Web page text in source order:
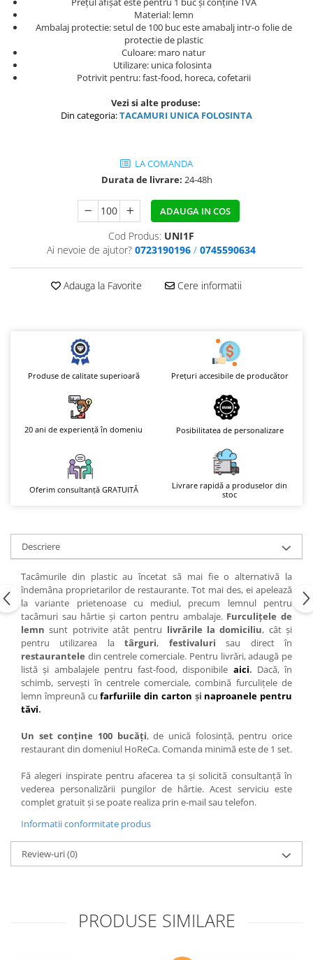
Material: lemn
Ambalaj protectie: setul de 100 buc este amabalj intr-o folie de
protectie de plastic
Culoare: maro natur
Utilizare: unica folosinta
Potrivit pentru: fast-food, horeca, cofetarii
Vezi si alte produse:
Din categoria:TACAMURI UNICA FOLOSINTA
LA COMANDA
Durata de livrare: 24-48h
ADAUGA IN COS
Cod Produs: UNI1F
Ai nevoie de ajutor? 0723190196 / 0745590634
Adauga la Favorite Cere informatii
Produse de calitate superioară Prețuri accesibile de producător
20 ani de experiență în domeniu Posibilitatea de personalizare
Oferim consultanță GRATUITĂ
Livrare rapidă a produselor din
stoc
Descriere
Tacâmurile din plastic au încetat să mai fie o alternativă la
îndemâna proprietarilor de restaurante. Tot mai des, ei apelează
la variante prietenoase cu mediul, precum lemnul pentru
tacâmuri sau hârtie și carton pentru ambalaje. Furculițele de
lemnsunt potrivite atât pentru livrările la domiciliu, cât și
pentru utilizarea latârguri, festivalurisau direct în
restaurantele din centrele comerciale. Pentru livrări, adaugă pe
listă și ambalajele pentru fast-food, disponibile aici. Dacă, în
schimb, servești în centrele comerciale, combină furculițele de
lemn împreună cu farfuriile din carton și naproanele pentru
tăvi.
Un set conține 100 bucăți, de unică folosință, pentru orice
restaurant din domeniul HoReCa. Comanda minimă este de 1 set.
Fă alegeri inspirate pentru afacerea ta și solicită consultanță în
vederea personalizării pungilor de hârtie. Acest serviciu este
complet gratuit și se poate realiza prin e-mail sau telefon.
Informatii conformitate produs
Review-uri(0)
PRODUSE SIMILARE